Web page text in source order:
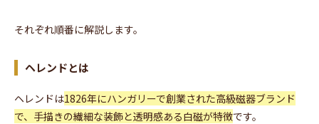
それぞれ順番に解説します。
ヘレンドとは
ヘレンドは1826年にハンガリーで創業された高級磁器ブランド
で、手描きの繊細な装飾と透明感ある白磁が特徴です。